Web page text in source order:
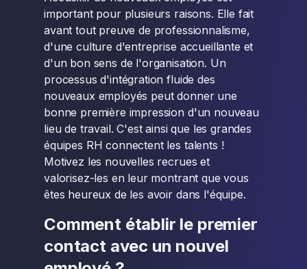
important pour plusieurs raisons. Elle fait
avant tout preuve de professionnalisme,
d'une culture d'entreprise accueillante et
d'un bon sens de l'organisation. Un
processus d'intégration fluide des
nouveaux employés peut donner une
bonne première impression d'un nouveau
lieu de travail. C'est ainsi que les grandes
équipes RH connectent les talents !
Motivez les nouvelles recrues et
valorisez-les en leur montrant que vous
êtes heureux de les avoir dans l'équipe.
Comment établir le premier
contact avec un nouvel